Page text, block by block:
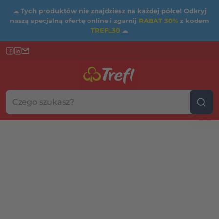
☁ Tych produktów nie znajdziesz na każdej półce! Odkryj
naszą specjalną ofertę online i zgarnij RABAT 30% z kodem
TREFL30 ☁
Szukaj w sklepie...
Wybierz kategorię